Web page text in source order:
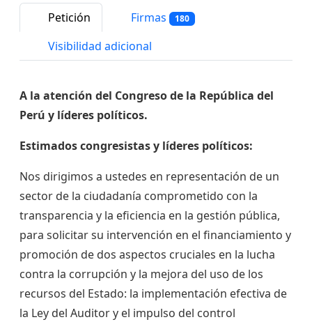
Petición Firmas 180
Visibilidad adicional
A la atención del Congreso de la República del
Perú y líderes políticos.
Estimados congresistas y líderes políticos:
Nos dirigimos a ustedes en representación de un
sector de la ciudadanía comprometido con la
transparencia y la eficiencia en la gestión pública,
para solicitar su intervención en el financiamiento y
promoción de dos aspectos cruciales en la lucha
contra la corrupción y la mejora del uso de los
recursos del Estado: la implementación efectiva de
la Ley del Auditor y el impulso del control